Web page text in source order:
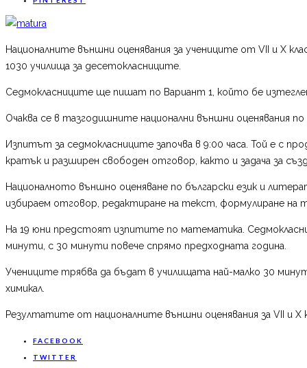
Националните външни оценявания за учениците от VII и X
1030 училища за десетокласниците.
Седмокласниците ще пишат по Вариант 1, който бе
Очаква се в тазгодишните национални външни оценявания
Изпитът за седмокласниците започва в 9:00 часа. Той е с
кратък и разширен свободен отговор, както и задача за
Националното външно оценяване по български език и
избираем отговор, редактиране на текст, формулиране на
На 19 юни предстоят изпитите по математика.
минути, с 30 минути повече спрямо предходната година.
Учениците трябва да бъдат в училищата най-малко 30
химикал.
Резултатите от националните външни оценявания за VII и X
FACEBOOK
TWITTER